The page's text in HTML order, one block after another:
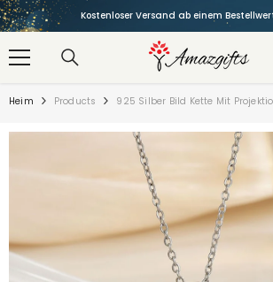
Kostenloser Versand ab einem
Heim Products 925 Silber Bild Kette Mit